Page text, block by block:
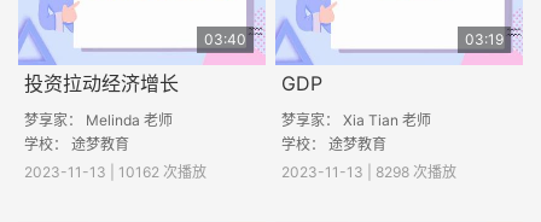
03:40
投资拉动经济增长
梦享家： Melinda 老师
学校： 途梦教育
2023-11-13 | 10162 次播放
03:19
GDP
梦享家： Xia Tian 老师
学校： 途梦教育
2023-11-13 | 8298 次播放